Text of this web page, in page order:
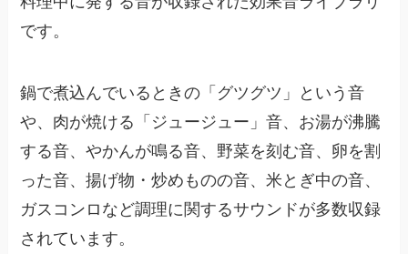
です。
鍋で煮込んでいるときの「グツグツ」という音
や、肉が焼ける「ジュージュー」音、お湯が沸騰
する音、やかんが鳴る音、野菜を刻む音、卵を割
った音、揚げ物・炒めものの音、米とぎ中の音、
ガスコンロなど調理に関するサウンドが多数収録
されています。